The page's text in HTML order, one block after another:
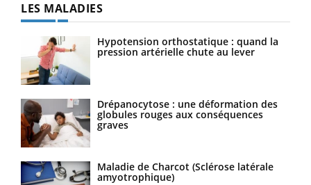
LES MALADIES
Hypotension orthostatique : quand la
pression artérielle chute au lever
Drépanocytose : une déformation des
globules rouges aux conséquences
graves
Maladie de Charcot (Sclérose latérale
amyotrophique)